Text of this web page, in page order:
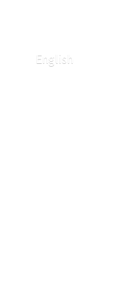
English